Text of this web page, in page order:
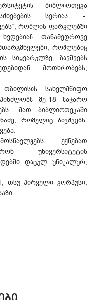
ბიბლიოთეკა
სერიას -
რომლის ფარგლებში
თანამედროვე
რომლებიც
სიყვარულზე, ბავშვებს
მოთხრობებს,
სახელმწიფო
მე-18 საჯარო
მათ ბიბლიოთეკაში
რომელიც ბავშვებს
ექნებათ
უნივერსიტეტის
დაცულ უნიკალურ,
თსუ პირველი კორპუსი,